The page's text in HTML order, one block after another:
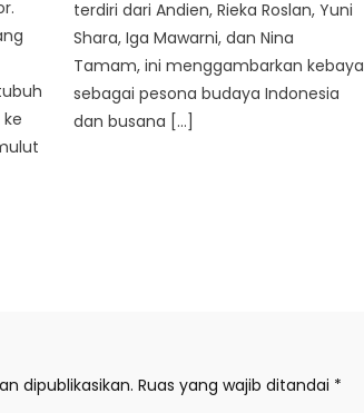
terdiri dari Andien, Rieka Roslan, Yuni
Shara, Iga Mawarni, dan Nina
Tamam, ini menggambarkan kebaya
sebagai pesona budaya Indonesia
dan busana […]
dipublikasikan. Ruas yang wajib ditandai *